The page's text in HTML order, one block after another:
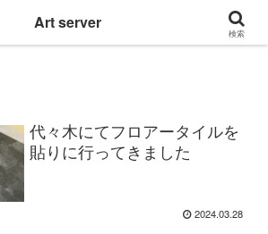
代々木にてフロアータイルを
貼りに行ってきました
2024.03.28
Art server
検索